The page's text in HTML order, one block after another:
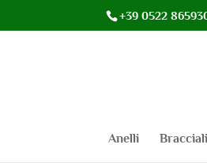
+39 0522
Anelli Bracciali